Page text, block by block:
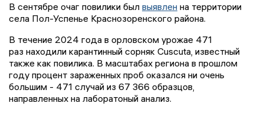
В сентябре очаг повилики был выявлен на территории
села Пол-Успенье Краснозоренского района.
В течение 2024 года в орловском урожае 471
раз находили карантинный сорняк Cuscuta, известный
также как повилика. В масштабах региона в прошлом
году процент зараженных проб оказался ни очень
большим - 471 случай из 67 366 образцов,
направленных на лаборатоный анализ.